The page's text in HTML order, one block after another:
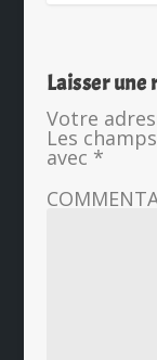
Laisser une
Votre
Les
avec *